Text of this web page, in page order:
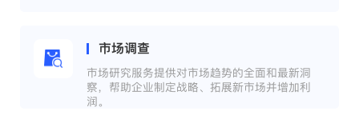
市场调查
市场研究服务提供对市场趋势的全面和最新洞
察，帮助企业制定战略、拓展新市场并增加利
润。